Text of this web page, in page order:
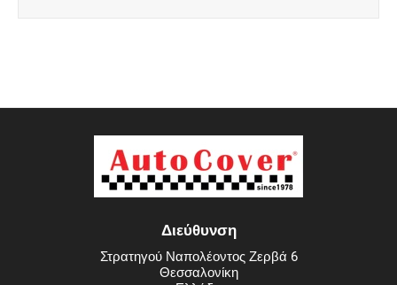
Διεύθυνση
Στρατηγού Ναπολέοντος Ζερβά 6
Θεσσαλονίκη